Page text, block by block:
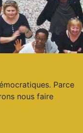
Parce
nous faire